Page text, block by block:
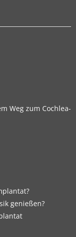
Weg zum Cochlea-
genießen?